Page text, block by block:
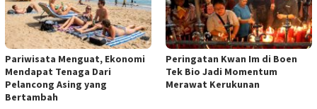
Pariwisata Menguat, Ekonomi
Mendapat Tenaga Dari
Pelancong Asing yang
Bertambah
Peringatan Kwan Im di Boen
Tek Bio Jadi Momentum
Merawat Kerukunan